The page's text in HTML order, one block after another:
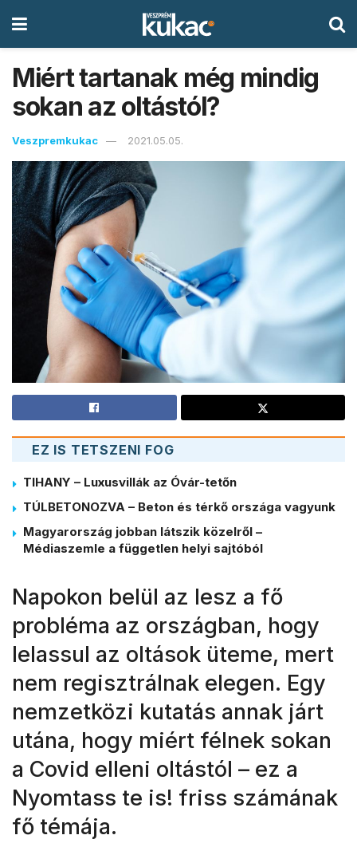
Miért tartanak még mindig
sokan az oltástól?
Veszpremkukac 2021.05.05.
EZ IS TETSZENI FOG
TIHANY – Luxusvillák az Óvár-tetőn
TÚLBETONOZVA – Beton és térkő országa vagyunk
Magyarország jobban látszik közelről –
Médiaszemle a független helyi sajtóból
Napokon belül az lesz a fő
probléma az országban, hogy
lelassul az oltások üteme, mert
nem regisztrálnak elegen. Egy
nemzetközi kutatás annak járt
utána, hogy miért félnek sokan
a Covid elleni oltástól – ez a
Nyomtass te is! friss számának
fő témája.